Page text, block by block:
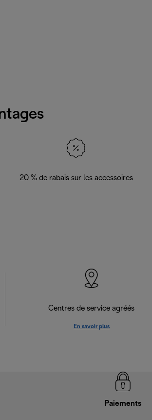
20 % de rabais sur les accessoires
Centres de service agréés
En savoir plus
Paiements